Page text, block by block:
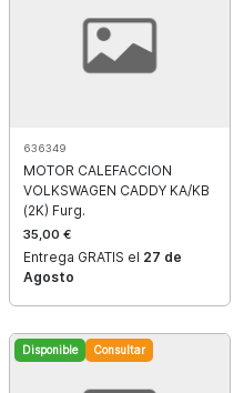
636349
MOTOR CALEFACCION
VOLKSWAGEN CADDY KA/KB
(2K) Furg.
35,00 €
Entrega GRATIS el 27 de
Agosto
Disponible Consultar